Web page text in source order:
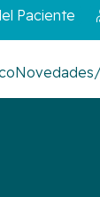
Paciente